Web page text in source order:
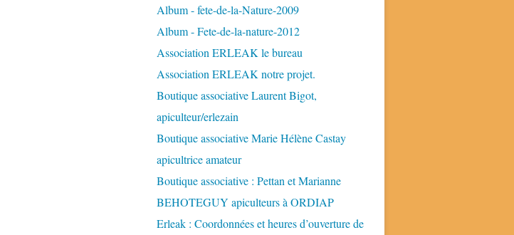
Album - fete-de-la-Nature-2009
Album - Fete-de-la-nature-2012
Association ERLEAK le bureau
Association ERLEAK notre projet.
Boutique associative Laurent Bigot,
apiculteur/erlezain
Boutique associative Marie Hélène Castay
apicultrice amateur
Boutique associative : Pettan et Marianne
BEHOTEGUY apiculteurs à ORDIAP
Erleak : Coordonnées et heures d’ouverture de